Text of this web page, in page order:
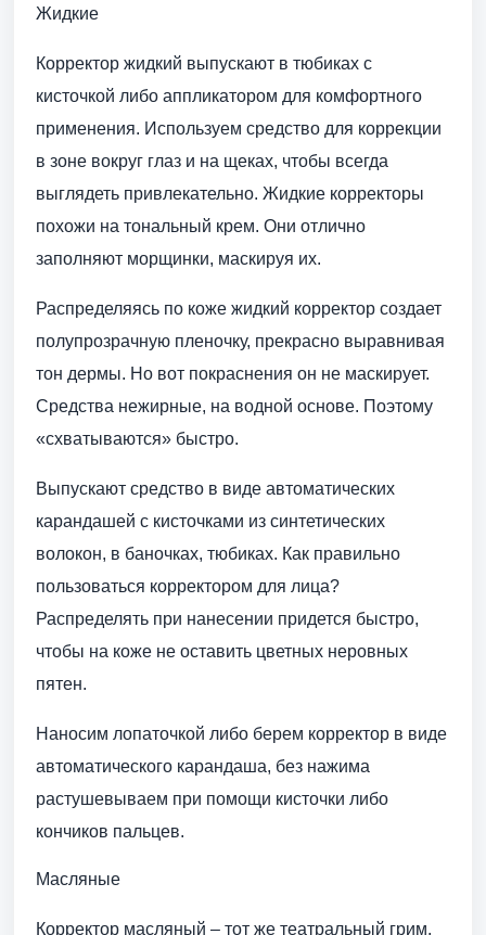
Жидкие
Корректор жидкий выпускают в тюбиках с
кисточкой либо аппликатором для комфортного
применения. Используем средство для коррекции
в зоне вокруг глаз и на щеках, чтобы всегда
выглядеть привлекательно. Жидкие корректоры
похожи на тональный крем. Они отлично
заполняют морщинки, маскируя их.
Распределяясь по коже жидкий корректор создает
полупрозрачную пленочку, прекрасно выравнивая
тон дермы. Но вот покраснения он не маскирует.
Средства нежирные, на водной основе. Поэтому
«схватываются» быстро.
Выпускают средство в виде автоматических
карандашей с кисточками из синтетических
волокон, в баночках, тюбиках. Как правильно
пользоваться корректором для лица?
Распределять при нанесении придется быстро,
чтобы на коже не оставить цветных неровных
пятен.
Наносим лопаточкой либо берем корректор в виде
автоматического карандаша, без нажима
растушевываем при помощи кисточки либо
кончиков пальцев.
Масляные
Корректор масляный – тот же театральный грим.